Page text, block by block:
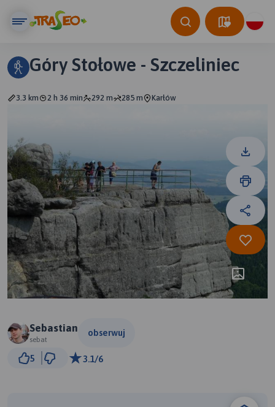
Góry Stołowe - Szczeliniec
3.3 km 2 h 36 min 292 m 285 m Karłów
Sebastian
sebat
obserwuj
5 3.1/6